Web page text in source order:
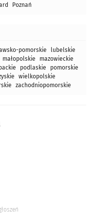
Poznań
pomorskie
lubelskie
małopolskie
mazowieckie
podlaskie
pomorskie
wielkopolskie
zachodniopomorskie